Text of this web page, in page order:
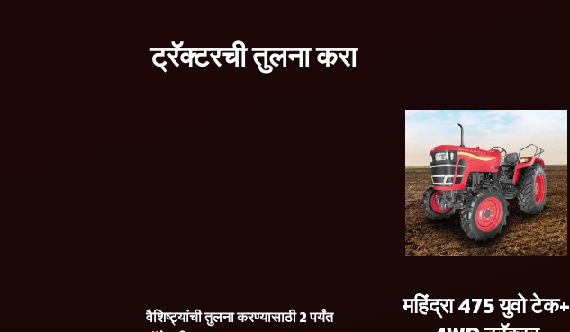
ट्रॅक्टरची तुलना करा
वैशिष्ट्यांची तुलना करण्यासाठी 2 पर्यंत
महिंद्रा 475 युवो टेक+